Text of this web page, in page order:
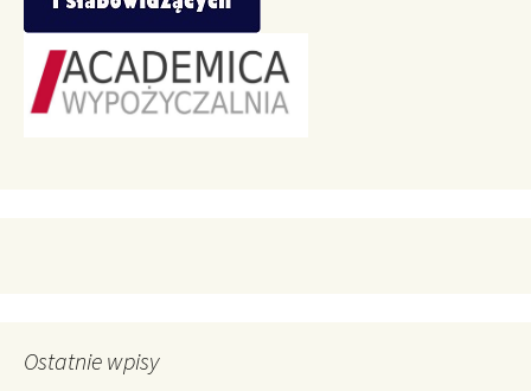
Ostatnie wpisy